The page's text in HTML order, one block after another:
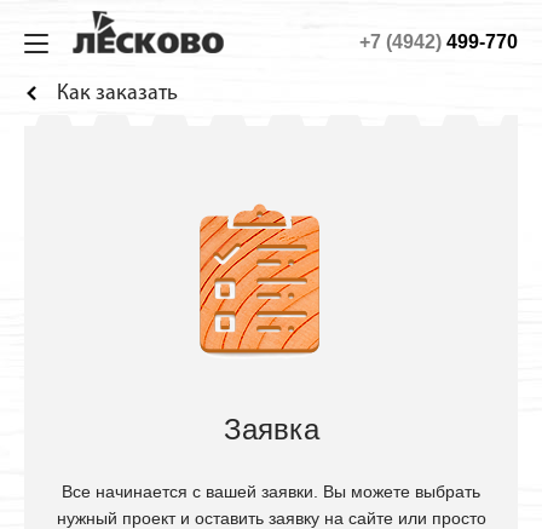
ИЗ МИНИБРУСА
Навесы для машин
ДОМА
ТЕХНОЛОГИЯ
О КОМПАНИИ +7 (4942) 499-770
Как заказать
Заявка
Все начинается с вашей заявки. Вы можете выбрать
нужный проект и оставить заявку на сайте или просто